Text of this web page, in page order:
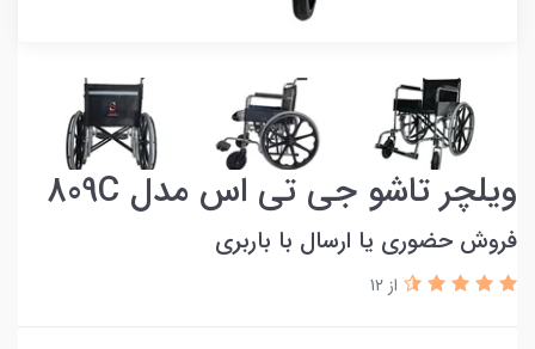
ویلچر تاشو جی تی اس مدل 809C
فروش حضوری یا ارسال با باربری
از 12